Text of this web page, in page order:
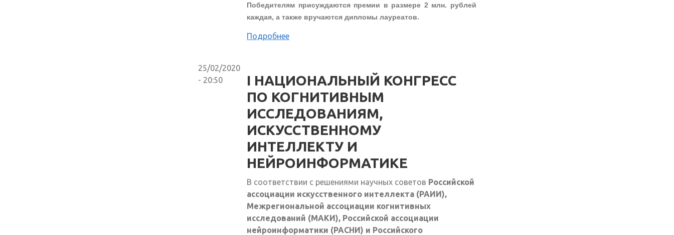
Победителям присуждаются премии в размере 2 млн. рублей
каждая, а также вручаются дипломы лауреатов.
Подробнее
25/02/2020
- 20:50
I НАЦИОНАЛЬНЫЙ КОНГРЕСС
ПО КОГНИТИВНЫМ
ИССЛЕДОВАНИЯМ,
ИСКУССТВЕННОМУ
ИНТЕЛЛЕКТУ И
НЕЙРОИНФОРМАТИКЕ
В соответствии с решениями научных советов Российской
ассоциации искусственного интеллекта (РАИИ),
Межрегиональной ассоциации когнитивных
исследований (МАКИ), Российской ассоциации
нейроинформатики (РАСНИ) и Российского